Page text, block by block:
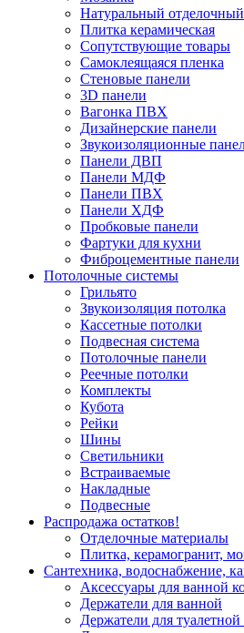
Натуральный
Плитка керамическая
Сопутствующие товары
Самоклеящаяся пленка
Стеновые панели
3D панели
Вагонка ПВХ
Дизайнерские панели
Звукоизоляционные
Панели ДВП
Панели МДФ
Панели ПВХ
Панели ХДФ
Пробковые панели
Фартуки для кухни
Фиброцементные панели
Потолочные системы
Грильято
Звукоизоляция потолка
Кассетные потолки
Подвесная система
Потолочные панели
Реечные потолки
Комплекты
Кубота
Рейки
Шины
Светильники
Встраиваемые
Накладные
Подвесные
Распродажа остатков!
Отделочные материалы
Плитка, керамогранит,
Сантехника, водоснабжение,
Аксессуары для ванной
Держатели для ванной
Держатели для туалетной